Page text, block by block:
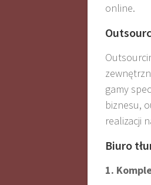
online.
gamy
biznesu,
realizacji
Biuro
1.